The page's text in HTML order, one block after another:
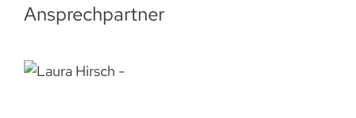
Ansprechpartner